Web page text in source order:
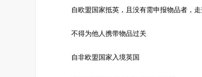
自欧盟国家抵英，且没有需申报物品者，走
不得为他人携带物品过关
自非欧盟国家入境英国